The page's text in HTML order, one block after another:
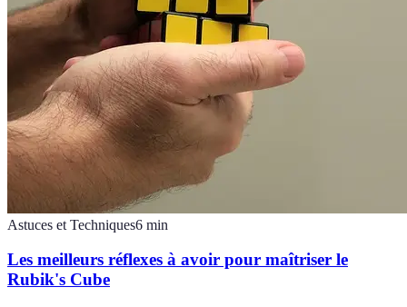
Astuces et Techniques6 min
Les meilleurs réflexes à avoir pour maîtriser le
Rubik's Cube